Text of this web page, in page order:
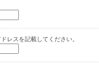
レスを記載してください。